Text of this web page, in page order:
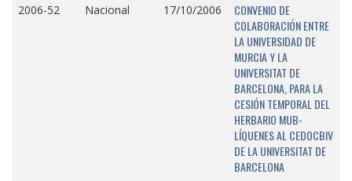
2006-52 Nacional 17/10/2006
CONVENIO DE
COLABORACIÓN ENTRE
LA UNIVERSIDAD DE
MURCIA Y LA
UNIVERSITAT DE
BARCELONA, PARA LA
CESIÓN TEMPORAL DEL
HERBARIO MUB-
LÍQUENES AL CEDOCBIV
DE LA UNIVERSITAT DE
BARCELONA